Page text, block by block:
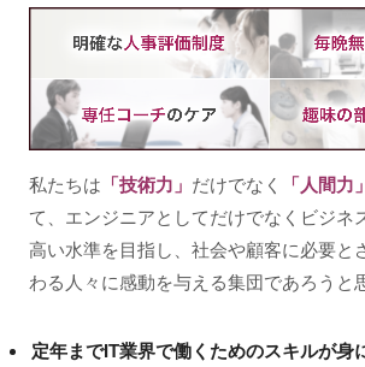
私たちは 「技術力」 だけでなく 「人間力」
て、エンジニアとしてだけでなくビジネ
高い水準を目指し、社会や顧客に必要と
わる人々に感動を与える集団であろうと
定年までIT業界で働くためのスキルが身